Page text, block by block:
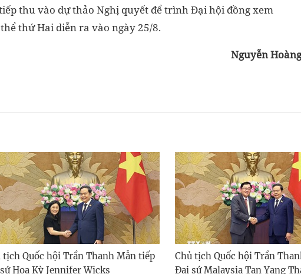
thu vào dự thảo Nghị quyết để trình Đại hội đồng xem
thứ Hai diễn ra vào ngày 25/8.
Nguyễn Hoàng
tịch Quốc hội Trần Thanh Mẫn tiếp
Hoa Kỳ Jennifer Wicks
Chủ tịch Quốc hội Trần
Đại sứ Malaysia Tan Yang